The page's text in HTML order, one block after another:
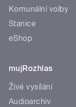
Komunální volby
Stanice
eShop
mujRozhlas
Živé vysílání
Audioarchiv